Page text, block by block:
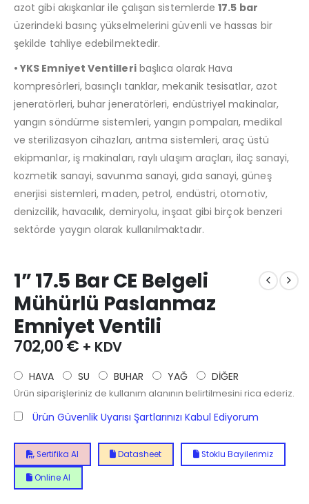
azot gibi akışkanlar ile çalışan sistemlerde17.5 bar
üzerindeki basınç yükselmelerini güvenli ve hassas bir
şekilde tahliye edebilmektedir.
• YKS Emniyet Ventilleribaşlıca olarak Hava
kompresörleri, basınçlı tanklar, mekanik tesisatlar, azot
jeneratörleri, buhar jeneratörleri, endüstriyel makinalar,
yangın söndürme sistemleri, yangın pompaları, medikal
ve sterilizasyon cihazları, arıtma sistemleri, araç üstü
ekipmanlar, iş makinaları, raylı ulaşım araçları, ilaç sanayi,
kozmetik sanayi, savunma sanayi, gıda sanayi, güneş
enerjisi sistemleri, maden, petrol, endüstri, otomotiv,
denizcilik, havacılık, demiryolu, inşaat gibi birçok benzeri
sektörde yaygın olarak kullanılmaktadır.
1” 17.5 Bar CE Belgeli
Mühürlü Paslanmaz
Emniyet Ventili
702,00€ + KDV
HAVA SU BUHAR YAĞ DİĞER
Ürün siparişleriniz de kullanım alanının belirtilmesini rica ederiz.
Ürün Güvenlik Uyarısı Şartlarınızı Kabul Ediyorum
Sertifika Al Datasheet Stoklu Bayilerimiz
Online Al